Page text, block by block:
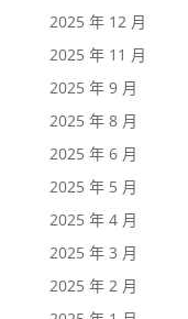
2025 年 12 月
2025 年 11 月
2025 年 9 月
2025 年 8 月
2025 年 6 月
2025 年 5 月
2025 年 4 月
2025 年 3 月
2025 年 2 月